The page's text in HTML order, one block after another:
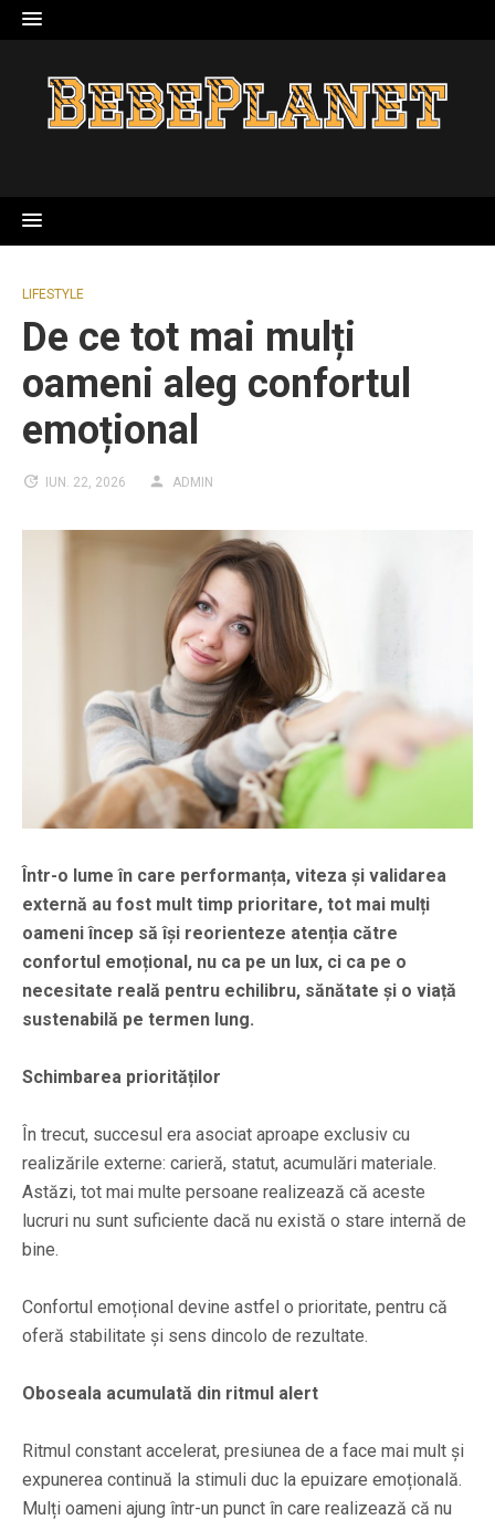
Skip
to
LIFESTYLE
De ce tot mai mulți
oameni aleg confortul
emoțional
IUN. 22, 2026 ADMIN
Într-o lume în care performanța, viteza și validarea
externă au fost mult timp prioritare, tot mai mulți
oameni încep să își reorienteze atenția către
confortul emoțional, nu ca pe un lux, ci ca pe o
necesitate reală pentru echilibru, sănătate și o viață
sustenabilă pe termen lung.
Schimbarea priorităților
În trecut, succesul era asociat aproape exclusiv cu
realizările externe: carieră, statut, acumulări materiale.
Astăzi, tot mai multe persoane realizează că aceste
lucruri nu sunt suficiente dacă nu există o stare internă de
bine.
Confortul emoțional devine astfel o prioritate, pentru că
oferă stabilitate și sens dincolo de rezultate.
Oboseala acumulată din ritmul alert
Ritmul constant accelerat, presiunea de a face mai mult și
expunerea continuă la stimuli duc la epuizare emoțională.
Mulți oameni ajung într-un punct în care realizează că nu